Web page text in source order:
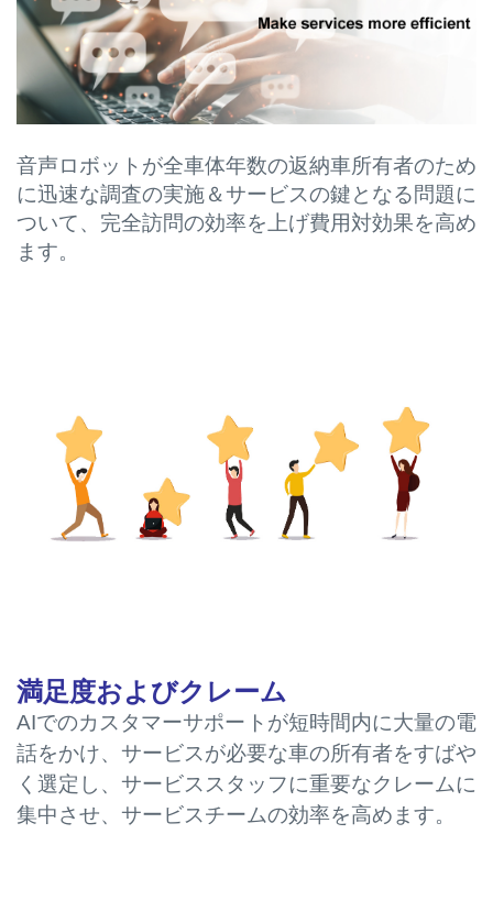
音声ロボットが全車体年数の返納車所有者のため
に迅速な調査の実施＆サービスの鍵となる問題に
ついて、完全訪問の効率を上げ費用対効果を高め
ます。
満足度およびクレーム
AIでのカスタマーサポートが短時間内に大量の電
話をかけ、サービスが必要な車の所有者をすばや
く選定し、サービススタッフに重要なクレームに
集中させ、サービスチームの効率を高めます。